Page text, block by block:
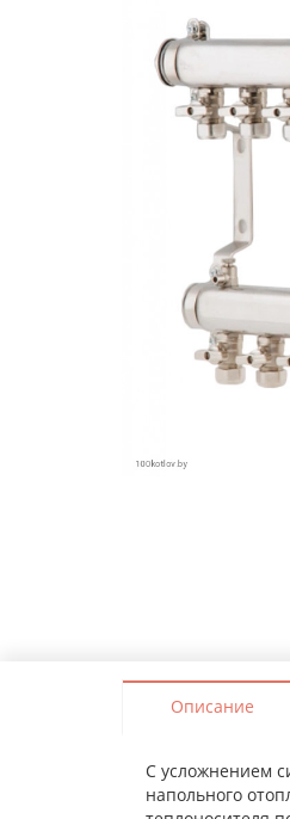
Описание
С усложнением
напольного